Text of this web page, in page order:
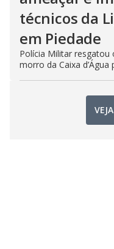
técnicos da
em Piedade
Polícia Militar resgatou
morro da Caixa